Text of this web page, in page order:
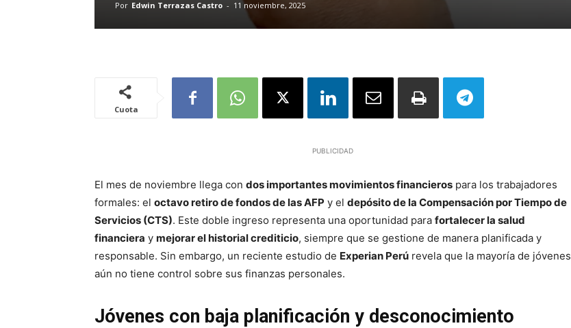
Por Edwin Terrazas Castro - 11 noviembre, 2025
Cuota
PUBLICIDAD
El mes de noviembre llega con dos importantes movimientos financieros para los trabajadores
formales: el octavo retiro de fondos de las AFP y el depósito de la Compensación por Tiempo de
Servicios (CTS). Este doble ingreso representa una oportunidad para fortalecer la salud
financiera y mejorar el historial crediticio, siempre que se gestione de manera planificada y
responsable. Sin embargo, un reciente estudio de Experian Perú revela que la mayoría de jóvenes
aún no tiene control sobre sus finanzas personales.
Jóvenes con baja planificación y desconocimiento